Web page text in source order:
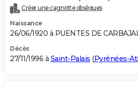
Créer une cagnotte obsèques
Naissance
26/06/1920 à PUENTES DE
Décès
27/11/1996 à Saint-Palais (Pyrénées-